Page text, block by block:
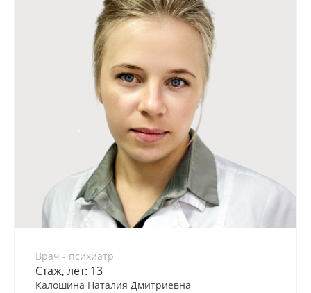
Врач - психиатр
Стаж, лет: 13
Калошина Наталия Дмитриевна